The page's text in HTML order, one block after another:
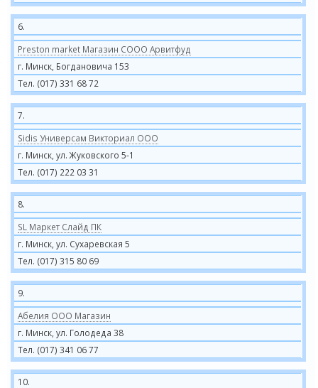
6.
Preston market Магазин СООО Арвитфуд
г. Минск, Богдановича 153
Тел. (017) 331 68 72
7.
Sidis Универсам Викториал ООО
г. Минск, ул. Жуковского 5-1
Тел. (017) 222 03 31
8.
SL Маркет Слайд ПК
г. Минск, ул. Сухаревская 5
Тел. (017) 315 80 69
9.
Абелия ООО Магазин
г. Минск, ул. Голодеда 38
Тел. (017) 341 06 77
10.